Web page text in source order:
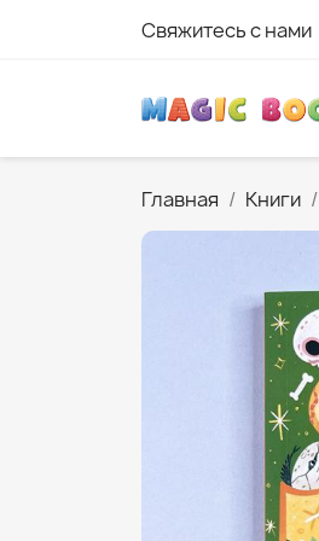
Свяжитесь с нами
Главная Книги